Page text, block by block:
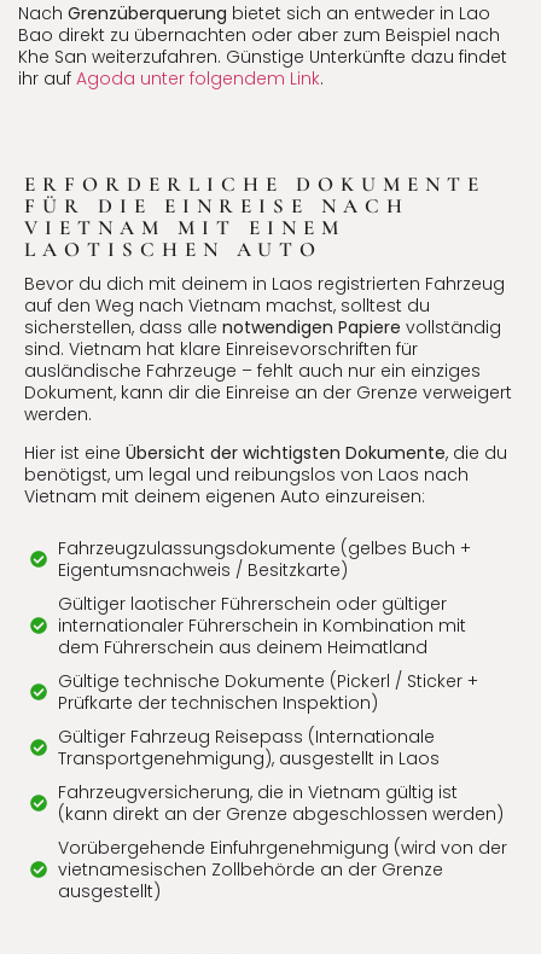
Nach Grenzüberquerung bietet sich an entweder in Lao
Bao direkt zu übernachten oder aber zum Beispiel nach
Khe San weiterzufahren. Günstige Unterkünfte dazu findet
ihr auf Agoda unter folgendem Link.
ERFORDERLICHE DOKUMENTE
FÜR DIE EINREISE NACH
VIETNAM MIT EINEM
LAOTISCHEN AUTO
Bevor du dich mit deinem in Laos registrierten Fahrzeug
auf den Weg nach Vietnam machst, solltest du
sicherstellen, dass alle notwendigen Papiere vollständig
sind. Vietnam hat klare Einreisevorschriften für
ausländische Fahrzeuge – fehlt auch nur ein einziges
Dokument, kann dir die Einreise an der Grenze verweigert
werden.
Hier ist eine Übersicht der wichtigsten Dokumente, die du
benötigst, um legal und reibungslos von Laos nach
Vietnam mit deinem eigenen Auto einzureisen:
Fahrzeugzulassungsdokumente (gelbes Buch +
Eigentumsnachweis / Besitzkarte)
Gültiger laotischer Führerschein oder gültiger
internationaler Führerschein in Kombination mit
dem Führerschein aus deinem Heimatland
Gültige technische Dokumente (Pickerl / Sticker +
Prüfkarte der technischen Inspektion)
Gültiger Fahrzeug Reisepass (Internationale
Transportgenehmigung), ausgestellt in Laos
Fahrzeugversicherung, die in Vietnam gültig ist
(kann direkt an der Grenze abgeschlossen werden)
Vorübergehende Einfuhrgenehmigung (wird von der
vietnamesischen Zollbehörde an der Grenze
ausgestellt)